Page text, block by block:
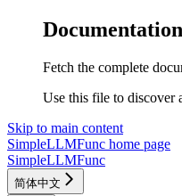
Fetch the complete
Use this file to discover
Skip to main content
SimpleLLMFunc home page
SimpleLLMFunc
简体中文